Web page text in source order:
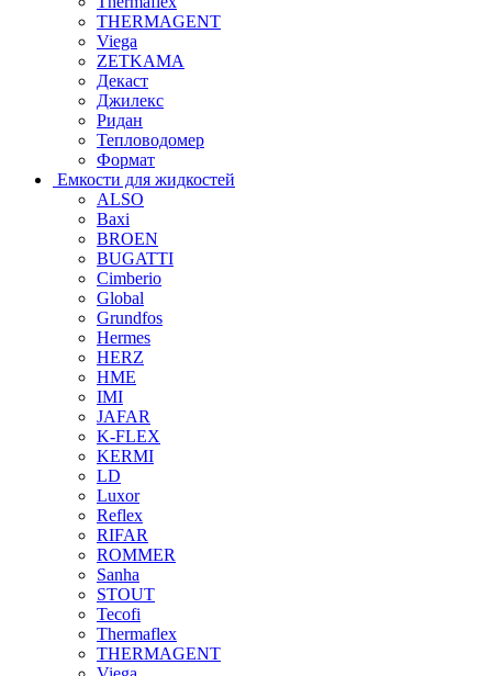
THERMAGENT
Viega
ZETKAMA
Декаст
Джилекс
Ридан
Тепловодомер
Формат
Емкости для жидкостей
ALSO
Baxi
BROEN
BUGATTI
Cimberio
Global
Grundfos
Hermes
HERZ
HME
IMI
JAFAR
K-FLEX
KERMI
LD
Luxor
Reflex
RIFAR
ROMMER
Sanha
STOUT
Tecofi
Thermaflex
THERMAGENT